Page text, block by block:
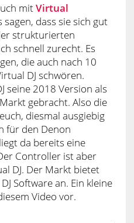
mit Virtual
dass sie sich gut
strukturierten
schnell zurecht. Es
die auch nach 10
DJ schwören.
seine 2018 Version als
gebracht. Also die
diesmal ausgiebig
für den Denon
da bereits eine
Controller ist aber
DJ. Der Markt bietet
Software an. Ein kleine
Video vor.